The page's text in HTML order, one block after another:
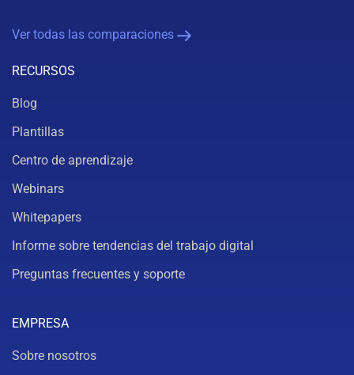
Ver todas las comparaciones
RECURSOS
Blog
Plantillas
Centro de aprendizaje
Webinars
Whitepapers
Informe sobre tendencias del trabajo digital
Preguntas frecuentes y soporte
EMPRESA
Sobre nosotros